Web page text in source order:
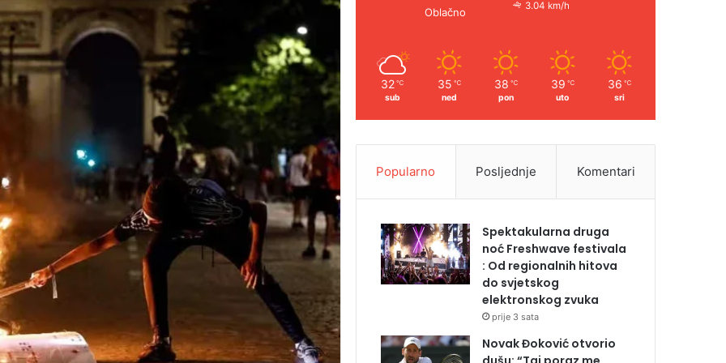
Oblačno
3.04 km/h
32 ℃
sub
35 ℃
ned
38 ℃
pon
39 ℃
uto
36 ℃
sri
Popularno Posljednje Komentari
Spektakularna druga
noć Freshwave festivala
: Od regionalnih hitova
do svjetskog
elektronskog zvuka
prije 3 sata
Novak Đoković otvorio